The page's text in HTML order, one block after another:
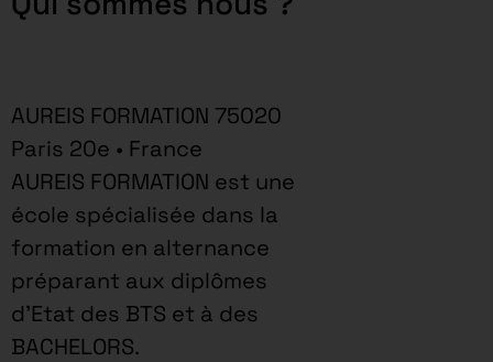
AUREIS FORMATION 75020
Paris 20e • France
AUREIS FORMATION est une
école spécialisée dans la
formation en alternance
préparant aux diplômes
d’Etat des BTS et à des
BACHELORS.